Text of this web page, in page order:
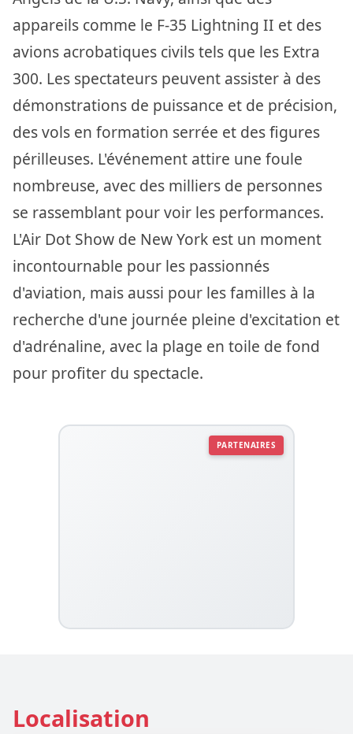
appareils comme le F-35 Lightning II et des
avions acrobatiques civils tels que les Extra
300. Les spectateurs peuvent assister à des
démonstrations de puissance et de précision,
des vols en formation serrée et des figures
périlleuses. L'événement attire une foule
nombreuse, avec des milliers de personnes
se rassemblant pour voir les performances.
L'Air Dot Show de New York est un moment
incontournable pour les passionnés
d'aviation, mais aussi pour les familles à la
recherche d'une journée pleine d'excitation et
d'adrénaline, avec la plage en toile de fond
pour profiter du spectacle.
PARTENAIRES
Localisation